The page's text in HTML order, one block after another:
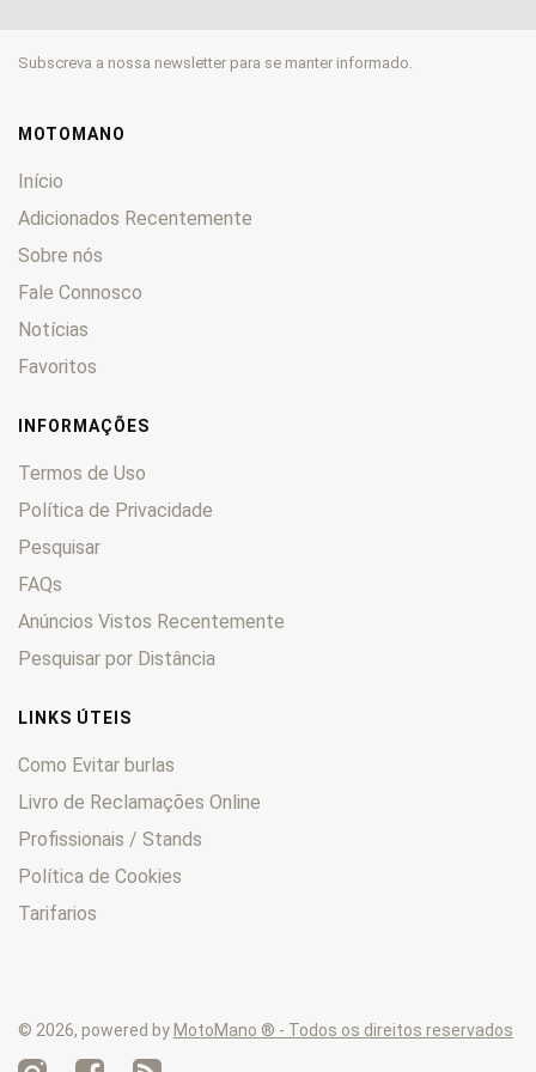
SRT550 0
SRT700
SRT800X
SRV125 0
SRV300
SRV500 0
SRV550
TRX 125
VPS125 0
Subscreva a nossa newsletter para se manter informado.
MOTOMANO
Início
Adicionados Recentemente
Sobre nós
Fale Connosco
Notícias
Favoritos
INFORMAÇÕES
Termos de Uso
Política de Privacidade
Pesquisar
FAQs
Anúncios Vistos Recentemente
Pesquisar por Distância
LINKS ÚTEIS
Como Evitar burlas
Livro de Reclamações Online
Profissionais / Stands
Política de Cookies
Tarifarios
© 2026, powered by MotoMano ® - Todos os direitos reservados